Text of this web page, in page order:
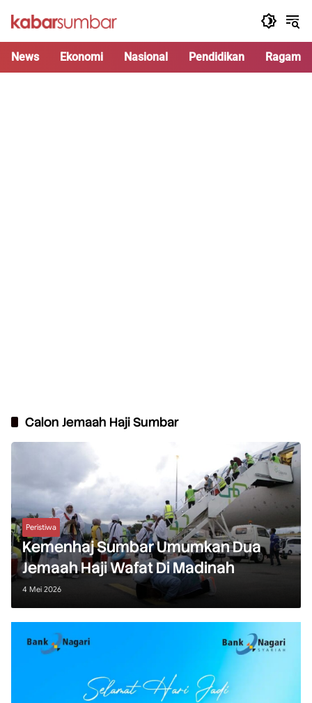
News Ekonomi Nasional Pendidikan Ragam
Calon Jemaah Haji Sumbar
Peristiwa
Kemenhaj Sumbar Umumkan Dua
Jemaah Haji Wafat Di Madinah
4 Mei 2026